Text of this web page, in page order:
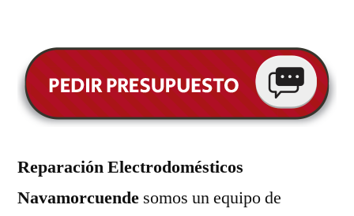
Reparación Electrodomésticos
Navamorcuende somos un equipo de